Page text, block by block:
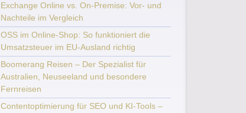
Exchange Online vs. On-Premise: Vor- und
Nachteile im Vergleich
OSS im Online-Shop: So funktioniert die
Umsatzsteuer im EU-Ausland richtig
Boomerang Reisen – Der Spezialist für
Australien, Neuseeland und besondere
Fernreisen
Contentoptimierung für SEO und KI-Tools –